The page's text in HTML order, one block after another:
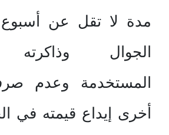
مدة لا تقل عن
الجوال وذاكرته
المستخدمة وعدم
أخرى إيداع قيمته في